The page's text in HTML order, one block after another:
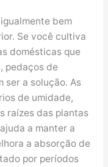
bem
Se você cultiva
domésticas que
pedaços de
ser a solução. As
de umidade,
raízes das plantas
a manter a
a absorção de
por períodos